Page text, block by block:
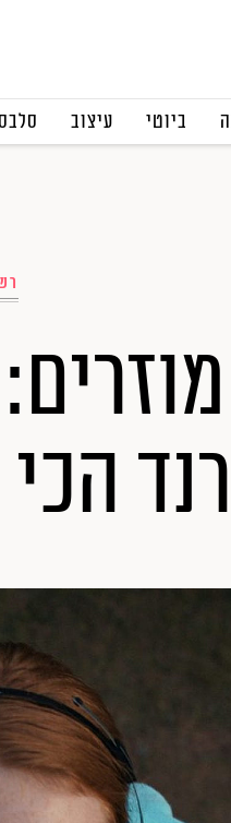
ביוטי עיצוב סלבס